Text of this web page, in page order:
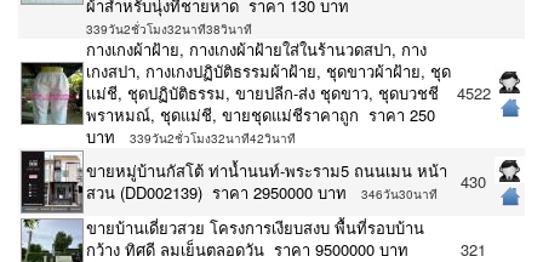
ผ้าสำหรับนุ่งที่ชายหาด ราคา 130 บาท
339วัน2ชั่วโมง32นาที38วินาที
กางเกงผ้าฝ้าย, กางเกงผ้าฝ้ายใส่ในร้านวดสปา, กาง
เกงสปา, กางเกงปฏิบัติธรรมผ้าฝ้าย, ชุดขาวผ้าฝ้าย, ชุด
แม่ชี, ชุดปฏิบัติธรรม, ขายปลีก-ส่ง ชุดขาว, ชุดบวชชี
พราหมณ์, ชุดแม่ชี, ขายชุดแม่ชีราคาถูก ราคา 250
บาท
339วัน2ชั่วโมง32นาที42วินาที
4522
ขายหมู่บ้านกัสโต้​ ท่าน้ำนนท์-พระราม5 ถนนเมน หน้า
สวน (DD002139) ราคา 2950000 บาท
346วัน30นาที
430
ขายบ้านเดี่ยวสวย โครงการเงียบสงบ พื้นที่รอบบ้าน
กว้าง ทิศดี ลมเย็นตลอดวัน ราคา 9500000 บาท
321